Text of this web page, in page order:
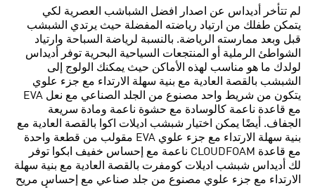
لم تتأخر أديداس عن اصدار افضل الشباشب العصرية لكي
يتمكن طفلك من ارتياد رياضته المفضلة حيث يرتدي الشبشب
قبل وبعد ممارسته الرياضة. بالنسبة لرياضة السباحة وارتياد
الشواطئ الرملية أو المنتجعات السياحية البحرية توفر أديداس
لولدك ما هو مناسب لهذه الأماكن حيث يمكنك الولوج إلى
الشبشب بالقصة العادية مع بنية سهلة الارتداء مع جزء علوي
يتكون من شريط واحد مصنوع من الجلد الصناعي مع نعل EVA
مع قاعدة ناعمة كالوسادة مع حشوة ناعمة ومادة سريعة
الجفاف. أيضًا يمكن اختيار شبشب اديلات اكوا بالقصة العادية مع
بنية سهلة الارتداء مع جزء علوي EVA مقولب من قطعة واحدة
مع قاعدة CLOUDFOAM ناعمة مع إحساس خفيف ابكوا توفر
لك أديداس شبشب اديلات كومفرت بالقصة العادية مع بنية سهلة
الارتداء مع جزء علوي مصنوع من جلد صناعي مع إحساس مريح